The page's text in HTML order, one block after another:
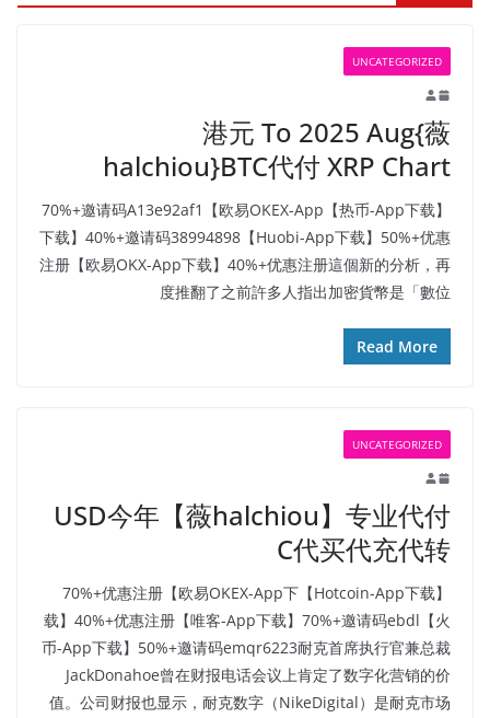
UNCATEGORIZED
港元 To 2025 Aug{薇
halchiou}BTC代付 XRP Chart
【热币-App下载】70%+邀请码A13e92af1【欧易OKEX-App
下载】40%+邀请码38994898【Huobi-App下载】50%+优惠
注册【欧易OKX-App下载】40%+优惠注册這個新的分析，再
度推翻了之前許多人指出加密貨幣是「數位
Read More
UNCATEGORIZED
USD今年【薇halchiou】专业代付
C代买代充代转
【Hotcoin-App下载】70%+优惠注册【欧易OKEX-App下
载】40%+优惠注册【唯客-App下载】70%+邀请码ebdl【火
币-App下载】50%+邀请码emqr6223耐克首席执行官兼总裁
JackDonahoe曾在财报电话会议上肯定了数字化营销的价
值。公司财报也显示，耐克数字（NikeDigital）是耐克市场